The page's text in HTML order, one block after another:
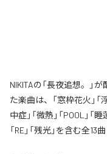
NIKITAの「長夜追想。」
た楽曲は、「窓枠花火」「
中症」「微熱」「POOL」「
「RE」「残光」を含む全13